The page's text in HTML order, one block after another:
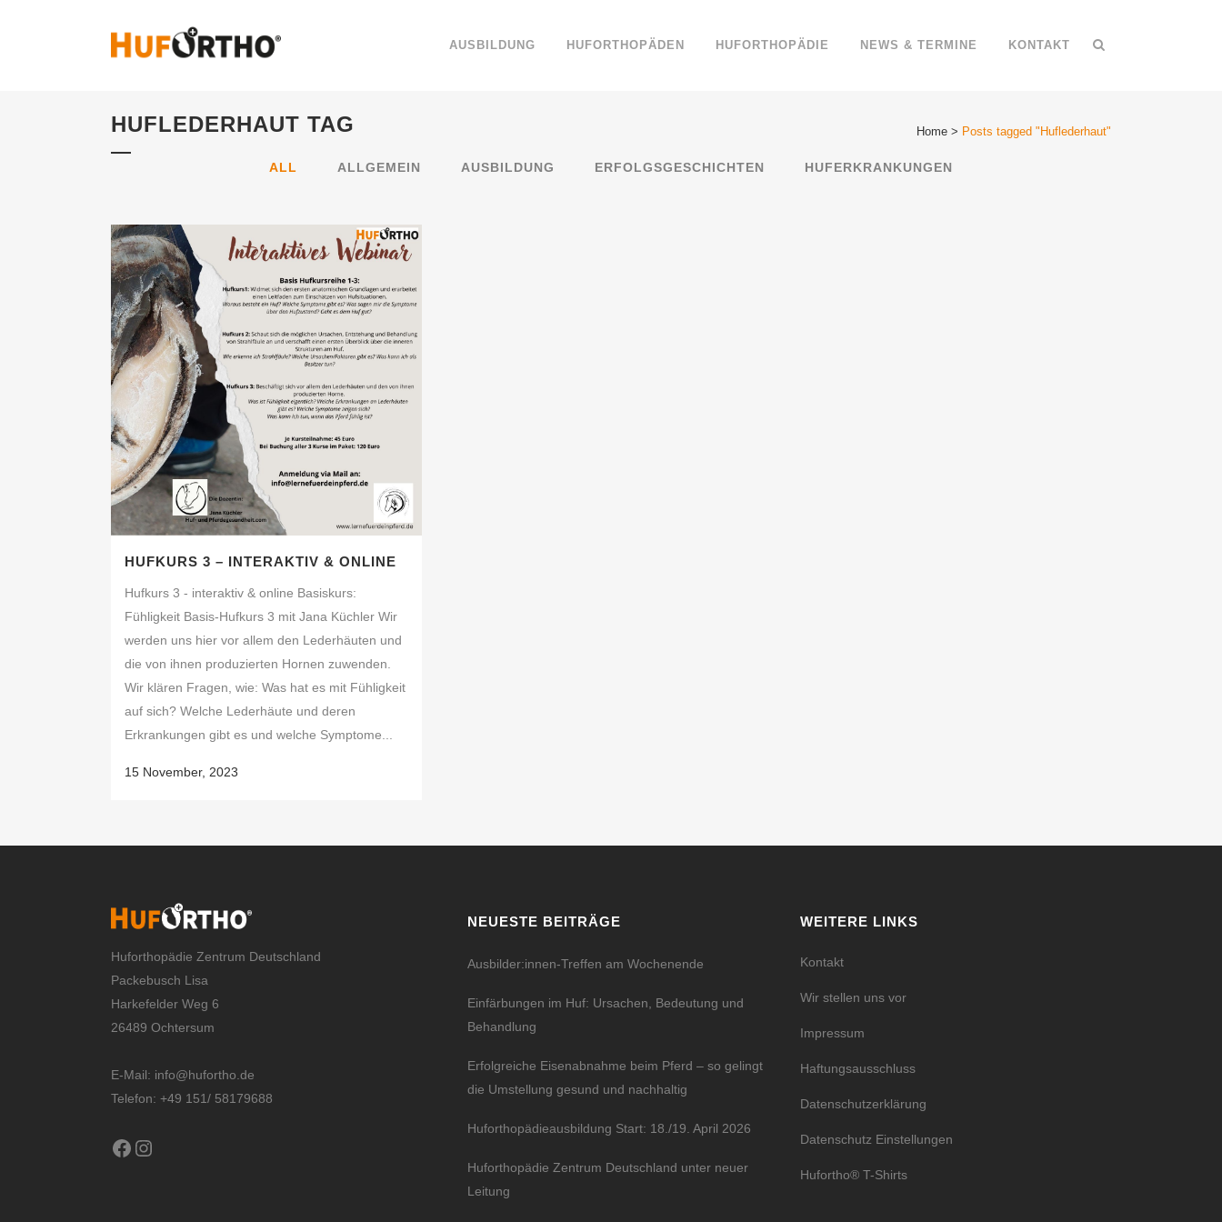
AUSBILDUNG HUFORTHOPÄDEN HUFORTHOPÄDIE NEWS & TERMINE KONTAKT
HUFLEDERHAUT TAG Home > Posts tagged "Huflederhaut"
ALL ALLGEMEIN AUSBILDUNG ERFOLGSGESCHICHTEN HUFERKRANKUNGEN
HUFKURS 3 – INTERAKTIV & ONLINE
Hufkurs 3 - interaktiv & online Basiskurs:
Fühligkeit Basis-Hufkurs 3 mit Jana Küchler Wir
werden uns hier vor allem den Lederhäuten und
die von ihnen produzierten Hornen zuwenden.
Wir klären Fragen, wie: Was hat es mit Fühligkeit
auf sich? Welche Lederhäute und deren
Erkrankungen gibt es und welche Symptome...
15 November, 2023
Huforthopädie Zentrum Deutschland
Packebusch Lisa
Harkefelder Weg 6
26489 Ochtersum
E-Mail: info@hufortho.de
Telefon: +49 151/ 58179688
Facebook
Instagram
NEUESTE BEITRÄGE
Ausbilder:innen-Treffen am Wochenende
Einfärbungen im Huf: Ursachen, Bedeutung und
Behandlung
Erfolgreiche Eisenabnahme beim Pferd – so gelingt
die Umstellung gesund und nachhaltig
Huforthopädieausbildung Start: 18./19. April 2026
Huforthopädie Zentrum Deutschland unter neuer
Leitung
WEITERE LINKS
Kontakt
Wir stellen uns vor
Impressum
Haftungsausschluss
Datenschutzerklärung
Datenschutz Einstellungen
Hufortho® T-Shirts